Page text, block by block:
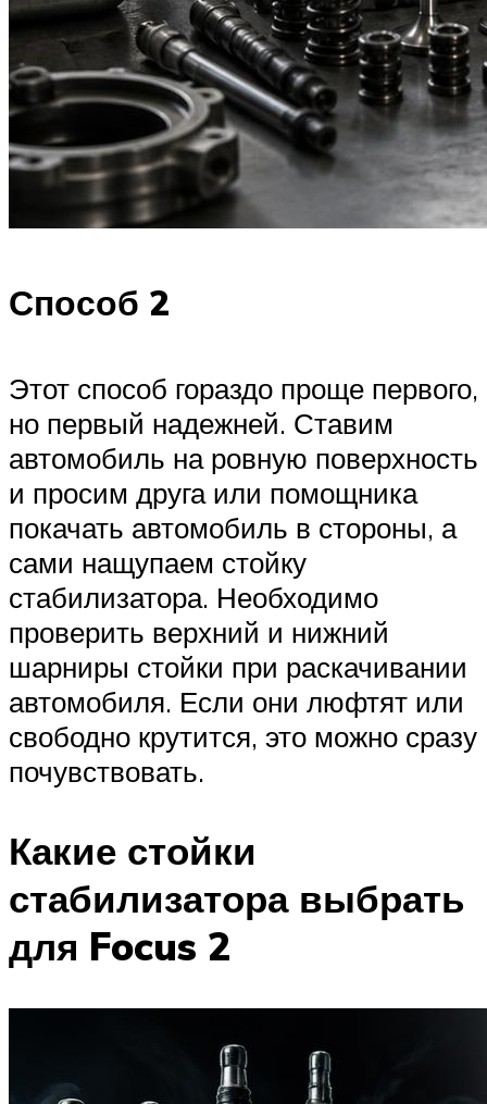
Способ 2
Этот способ гораздо проще первого,
но первый надежней. Ставим
автомобиль на ровную поверхность
и просим друга или помощника
покачать автомобиль в стороны, а
сами нащупаем стойку
стабилизатора. Необходимо
проверить верхний и нижний
шарниры стойки при раскачивании
автомобиля. Если они люфтят или
свободно крутится, это можно сразу
почувствовать.
Какие стойки
стабилизатора выбрать
для Focus 2